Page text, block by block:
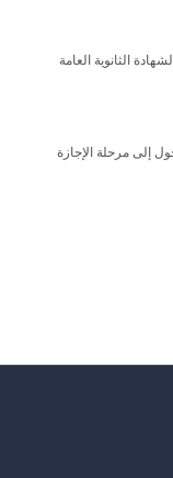
الثانوية العامة
إلى مرحلة الإجازة